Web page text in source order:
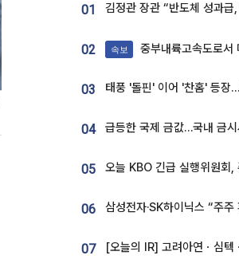
01
02 속보 중부내륙고속도로서 미
03
04 급등한 국제 금값…국내 금
05
06
07 [오늘의 IR] 고려아연ㆍ심텍